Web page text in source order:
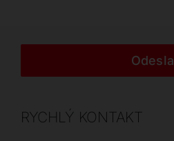
RYCHLÝ KONTAKT